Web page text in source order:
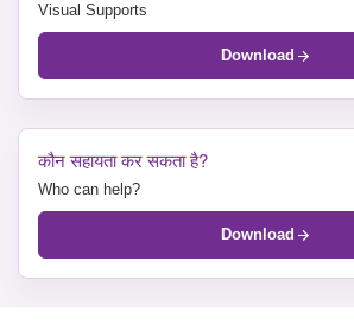
Visual Supports
Download
कौन सहायता कर सकता है?
Who can help?
Download